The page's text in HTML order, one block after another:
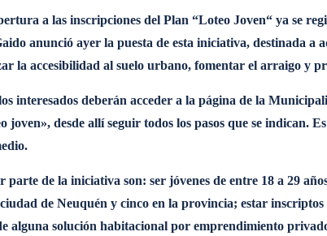
a las inscripciones del Plan “Loteo Joven“ ya se
anunció ayer la puesta de esta iniciativa, destinada a
la accesibilidad al suelo urbano, fomentar el arraigo y
interesados deberán acceder a la página de la
joven», desde allí seguir todos los pasos que se indican.
parte de la iniciativa son: ser jóvenes de entre 18 a 29
de Neuquén y cinco en la provincia; estar
alguna solución habitacional por emprendimiento